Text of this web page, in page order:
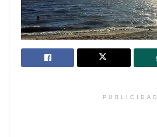
PUBLICIDAD